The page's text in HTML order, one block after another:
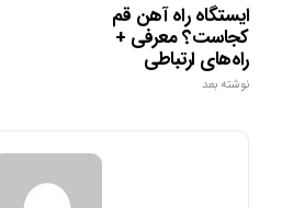
ایستگاه راه آهن قم
کجاست؟ معرفی +
راه‌های ارتباطی
نوشته بعد